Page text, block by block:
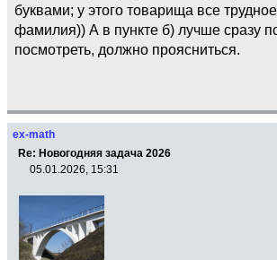
буквами; у этого товарища все
фамилия)) А в пункте б) лучше сразу
посмотреть, должно проясниться.
ex-math
Re: Новогодняя задача 2026
05.01.2026, 15:31